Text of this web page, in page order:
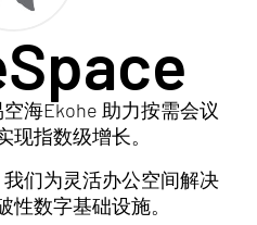
海Ekohe 助力按需会议
现指数级增长。
们为灵活办公空间解决
性数字基础设施。